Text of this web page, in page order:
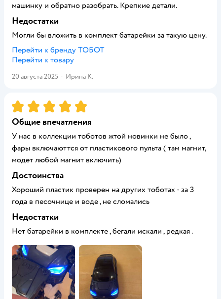
машинку и обратно разобрать. Крепкие детали.
Недостатки
Могли бы вложить в комплект батарейки за такую цену.
Перейти к бренду ТОБОТ
Перейти к товару
20 августа 2025 · Ирина К.
Рейтинг:5
Общие впечатления
У нас в коллекции тоботов жтой новинки не было ,
фары включаюттся от пластикового пульта ( там магнит,
модет любой магнит включить)
Достоинства
Хороший пластик проверен на других тоботах - за 3
года в песочнице и воде , не сломались
Недостатки
Нет батарейки в комплекте , бегали искали , редкая .